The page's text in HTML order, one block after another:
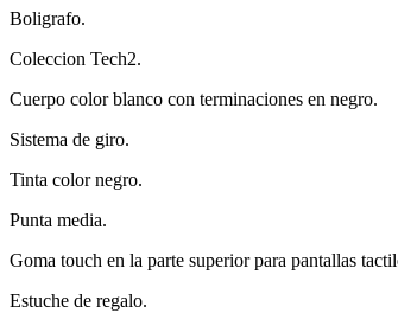
Boligrafo.
Coleccion Tech2.
Cuerpo color blanco con terminaciones en negro.
Sistema de giro.
Tinta color negro.
Punta media.
Goma touch en la parte superior para pantallas
Estuche de regalo.